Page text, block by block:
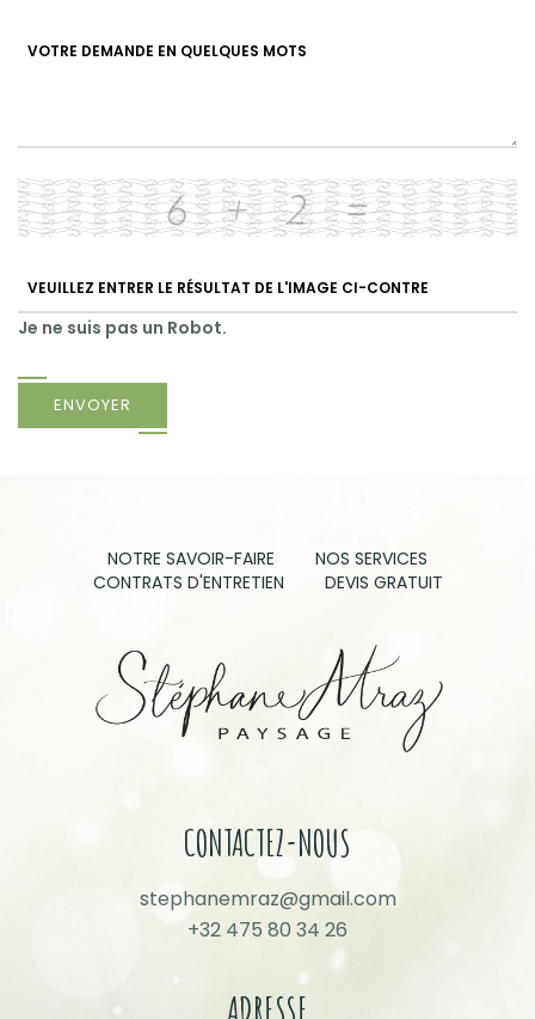
Je ne suis pas un Robot.
ENVOYER
NOTRE SAVOIR-FAIRE
NOS SERVICES
CONTRATS D'ENTRETIEN
DEVIS GRATUIT
CONTACTEZ-NOUS
stephanemraz@gmail.com
+32 475 80 34 26
ADRESSE